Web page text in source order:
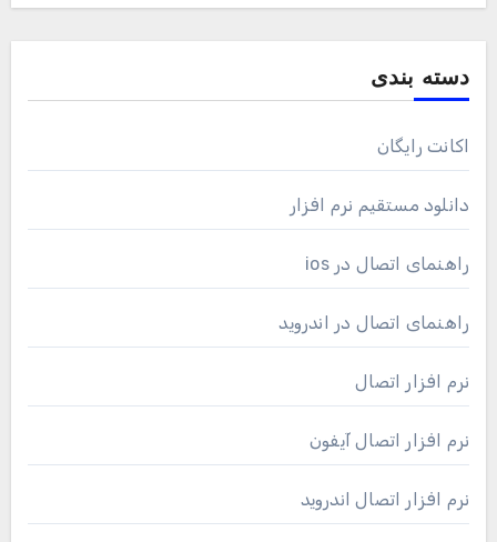
دسته بندی
اکانت رایگان
دانلود مستقیم نرم افزار
راهنمای اتصال در ios
راهنمای اتصال در اندروید
نرم افزار اتصال
نرم افزار اتصال آیفون
نرم افزار اتصال اندروید